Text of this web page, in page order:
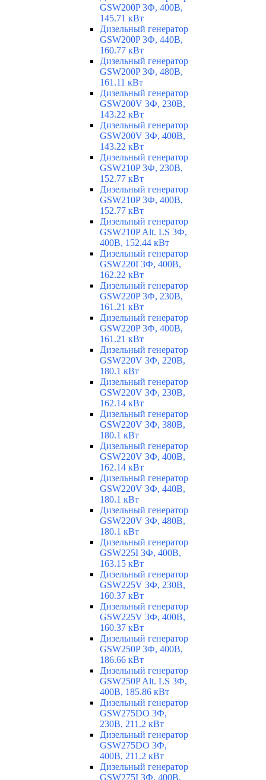
GSW200P 3Ф, 400В,
145.71 кВт
Дизельный генератор
GSW200P 3Ф, 440В,
160.77 кВт
Дизельный генератор
GSW200P 3Ф, 480В,
161.11 кВт
Дизельный генератор
GSW200V 3Ф, 230В,
143.22 кВт
Дизельный генератор
GSW200V 3Ф, 400В,
143.22 кВт
Дизельный генератор
GSW210P 3Ф, 230В,
152.77 кВт
Дизельный генератор
GSW210P 3Ф, 400В,
152.77 кВт
Дизельный генератор
GSW210P Alt. LS 3Ф,
400В, 152.44 кВт
Дизельный генератор
GSW220I 3Ф, 400В,
162.22 кВт
Дизельный генератор
GSW220P 3Ф, 230В,
161.21 кВт
Дизельный генератор
GSW220P 3Ф, 400В,
161.21 кВт
Дизельный генератор
GSW220V 3Ф, 220В,
180.1 кВт
Дизельный генератор
GSW220V 3Ф, 230В,
162.14 кВт
Дизельный генератор
GSW220V 3Ф, 380В,
180.1 кВт
Дизельный генератор
GSW220V 3Ф, 400В,
162.14 кВт
Дизельный генератор
GSW220V 3Ф, 440В,
180.1 кВт
Дизельный генератор
GSW220V 3Ф, 480В,
180.1 кВт
Дизельный генератор
GSW225I 3Ф, 400В,
163.15 кВт
Дизельный генератор
GSW225V 3Ф, 230В,
160.37 кВт
Дизельный генератор
GSW225V 3Ф, 400В,
160.37 кВт
Дизельный генератор
GSW250P 3Ф, 400В,
186.66 кВт
Дизельный генератор
GSW250P Alt. LS 3Ф,
400В, 185.86 кВт
Дизельный генератор
GSW275DO 3Ф,
230В, 211.2 кВт
Дизельный генератор
GSW275DO 3Ф,
400В, 211.2 кВт
Дизельный генератор
GSW275I 3Ф, 400В,